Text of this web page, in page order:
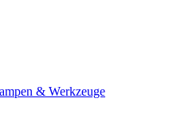
& Werkzeuge